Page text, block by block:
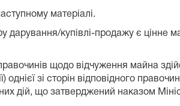
матеріалі.
купівлі-продажу є цінне
щодо відчуження майна
зі сторін відповідного
дій, що затверджений наказом